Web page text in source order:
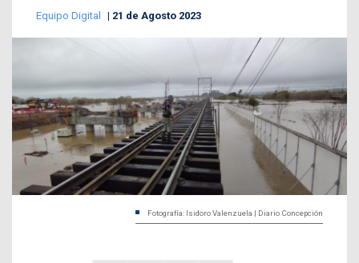
Equipo Digital 21 de Agosto 2023
Fotografía: Isidoro Valenzuela | Diario Concepción